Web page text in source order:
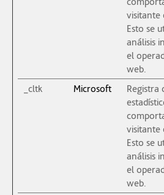
visitante
Esto se
análisis
el
web.
_cltk Microsoft
Registra
visitante
Esto se
análisis
el
web.